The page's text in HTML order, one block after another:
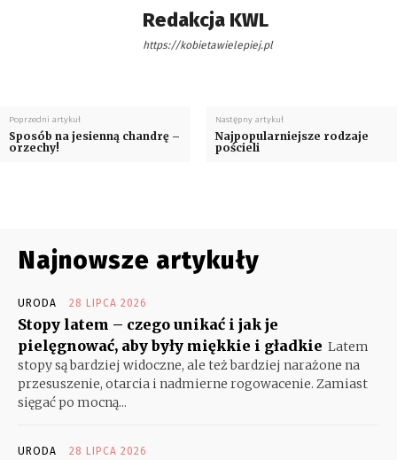
Redakcja KWL
https://kobietawielepiej.pl
Poprzedni artykuł
Sposób na jesienną chandrę –
orzechy!
Następny artykuł
Najpopularniejsze rodzaje
pościeli
Najnowsze artykuły
URODA 28 LIPCA 2026
Stopy latem – czego unikać i jak je
pielęgnować, aby były miękkie i gładkie Latem
stopy są bardziej widoczne, ale też bardziej narażone na
przesuszenie, otarcia i nadmierne rogowacenie. Zamiast
sięgać po mocną...
URODA 28 LIPCA 2026